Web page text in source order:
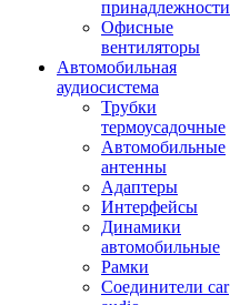
принадлежности
Офисные
вентиляторы
Автомобильная
аудиосистема
Трубки
термоусадочные
Автомобильные
антенны
Адаптеры
Интерфейсы
Динамики
автомобильные
Рамки
Соединители car